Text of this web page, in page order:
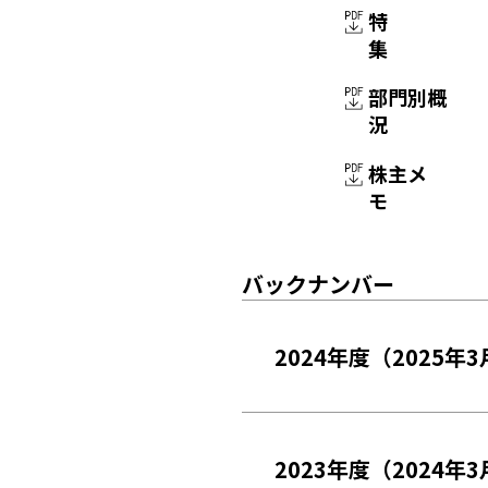
特
集
部門別概
況
株主メ
モ
バックナンバー
2024年度（2025年3
2023年度（2024年3